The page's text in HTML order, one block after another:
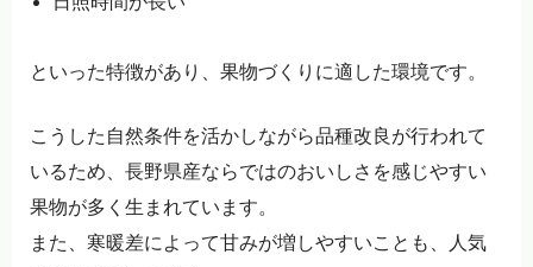
といった特徴があり、果物づくりに適した環境です。
こうした自然条件を活かしながら品種改良が行われて
いるため、長野県産ならではのおいしさを感じやすい
果物が多く生まれています。
また、寒暖差によって甘みが増しやすいことも、人気